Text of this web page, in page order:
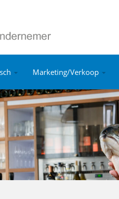
Marketing/Verkoop